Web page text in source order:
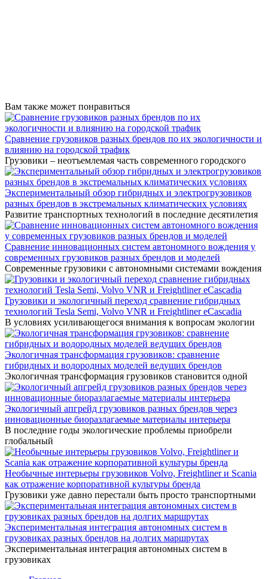
Вам также может понравиться
Сравнение грузовиков разных брендов по их экологичности и
влиянию на городской трафик
Грузовики – неотъемлемая часть современного городского
Экспериментальный обзор гибридных и электрогрузовиков
разных брендов в экстремальных климатических условиях
Развитие транспортных технологий в последние десятилетия
Сравнение инновационных систем автономного вождения у
современных грузовиков разных брендов и моделей
Современные грузовики с автономными системами вождения
Грузовики и экологичный переход сравнение гибридных
технологий Tesla Semi, Volvo VNR и Freightliner eCascadia
В условиях усиливающегося внимания к вопросам экологии
Экологичная трансформация грузовиков: сравнение
гибридных и водородных моделей ведущих брендов
Экологичная трансформация грузовиков становится одной
Экологичный апгрейд грузовиков разных брендов через
инновационные биоразлагаемые материалы интерьера
В последние годы экологические проблемы приобрели
глобальный
Необычные интерьеры грузовиков Volvo, Freightliner и Scania
как отражение корпоративной культуры бренда
Грузовики уже давно перестали быть просто транспортными
Экспериментальная интеграция автономных систем в
грузовиках разных брендов на долгих маршрутах
Экспериментальная интеграция автономных систем в
грузовиках